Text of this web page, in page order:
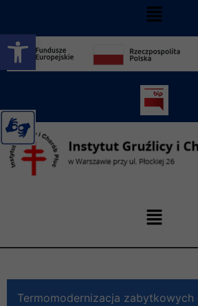
Otwórz pasek narzędzi
Termomodernizacja